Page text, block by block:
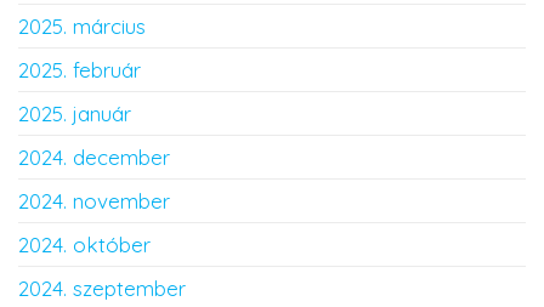
2025. március
2025. február
2025. január
2024. december
2024. november
2024. október
2024. szeptember